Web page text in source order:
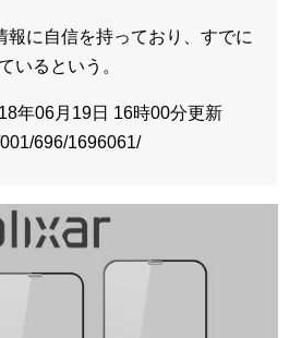
報に自信を持っており、すでに
いるという。
年06月19日 16時00分更新
696/1696061/